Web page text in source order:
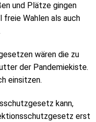
und Plätze gingen
freie Wahlen als auch
wären die zu
der Pandemiekiste.
einsitzen.
kann,
erst